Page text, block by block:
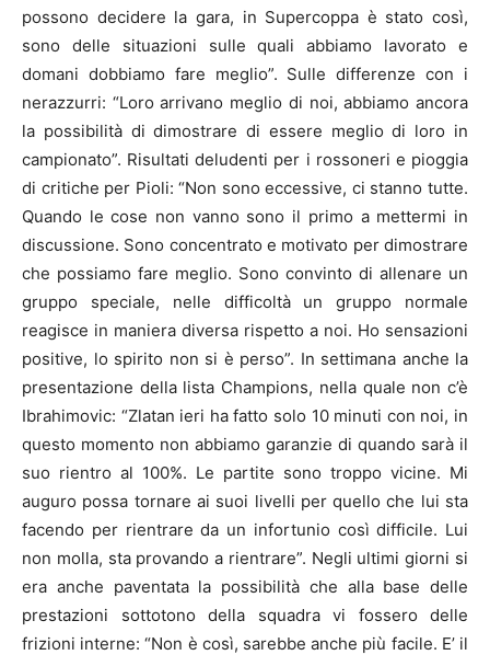
possono decidere la gara, in Supercoppa è stato così,
sono delle situazioni sulle quali abbiamo lavorato e
domani dobbiamo fare meglio”. Sulle differenze con i
nerazzurri: “Loro arrivano meglio di noi, abbiamo ancora
la possibilità di dimostrare di essere meglio di loro in
campionato”. Risultati deludenti per i rossoneri e pioggia
di critiche per Pioli: “Non sono eccessive, ci stanno tutte.
Quando le cose non vanno sono il primo a mettermi in
discussione. Sono concentrato e motivato per dimostrare
che possiamo fare meglio. Sono convinto di allenare un
gruppo speciale, nelle difficoltà un gruppo normale
reagisce in maniera diversa rispetto a noi. Ho sensazioni
positive, lo spirito non si è perso”. In settimana anche la
presentazione della lista Champions, nella quale non c’è
Ibrahimovic: “Zlatan ieri ha fatto solo 10 minuti con noi, in
questo momento non abbiamo garanzie di quando sarà il
suo rientro al 100%. Le partite sono troppo vicine. Mi
auguro possa tornare ai suoi livelli per quello che lui sta
facendo per rientrare da un infortunio così difficile. Lui
non molla, sta provando a rientrare”. Negli ultimi giorni si
era anche paventata la possibilità che alla base delle
prestazioni sottotono della squadra vi fossero delle
frizioni interne: “Non è così, sarebbe anche più facile. E’ il